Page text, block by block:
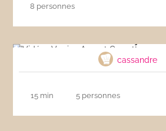
8 personnes
Vidéo : Verrine Avocat
cassandre
15 min 5 personnes